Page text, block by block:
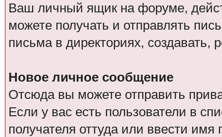
Ваш личный ящик на форуме,
можете получать и отправлять
письма в директориях, создавать,
Новое личное сообщение
Отсюда вы можете отправить
Если у вас есть пользователи в
получателя оттуда или ввести